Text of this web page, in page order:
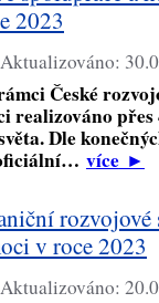
2023
Aktualizováno:
České
realizováno
Dle
více►
rozvojové
v roce 2023
Aktualizováno: